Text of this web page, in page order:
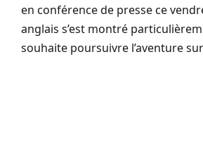
en conférence de presse ce
anglais s’est montré
souhaite poursuivre l’aventure